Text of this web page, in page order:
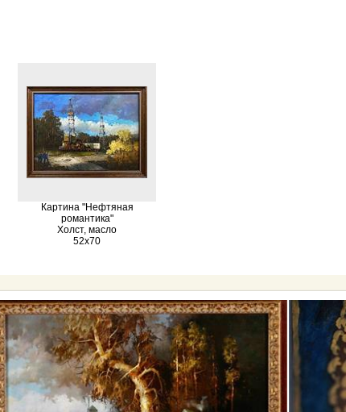
Картина "Нефтяная
романтика"
Холст, масло
52х70